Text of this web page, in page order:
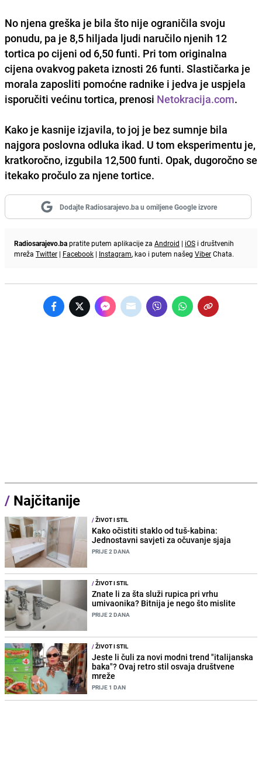
No njena greška je bila što nije ograničila svoju
ponudu, pa je 8,5 hiljada ljudi naručilo njenih 12
tortica po cijeni od 6,50 funti. Pri tom originalna
cijena ovakvog paketa iznosti 26 funti. Slastičarka je
morala zaposliti pomoćne radnike i jedva je uspjela
isporučiti većinu tortica, prenosi Netokracija.com.
Kako je kasnije izjavila, to joj je bez sumnje bila
najgora poslovna odluka ikad. U tom eksperimentu je,
kratkoročno, izgubila 12,500 funti. Opak, dugoročno se
itekako pročulo za njene tortice.
Dodajte Radiosarajevo.ba u omiljene Google izvore
Radiosarajevo.bapratite putem aplikacije za Android | iOS i društvenih
mreža Twitter | Facebook | Instagram, kao i putem našeg ViberChata.
/ Najčitanije
/ŽIVOT I STIL
Kako očistiti staklo od tuš-kabina:
Jednostavni savjeti za očuvanje sjaja
PRIJE 2 DANA
/ŽIVOT I STIL
Znate li za šta služi rupica pri vrhu
umivaonika? Bitnija je nego što mislite
PRIJE 2 DANA
/ŽIVOT I STIL
Jeste li čuli za novi modni trend "italijanska
baka"? Ovaj retro stil osvaja društvene
mreže
PRIJE 1 DAN